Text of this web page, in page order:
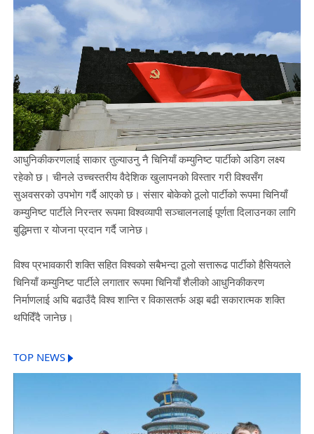
आधुनिकीकरणलाई साकार तुल्याउनु नै चिनियाँ कम्युनिष्ट पार्टीको अडिग लक्ष्य
रहेको छ। चीनले उच्चस्तरीय वैदेशिक खुलापनको विस्तार गरी विश्वसँग
सुअवसरको उपभोग गर्दै आएको छ। संसार बोकेको ठूलो पार्टीको रूपमा चिनियाँ
कम्युनिष्ट पार्टीले निरन्तर रूपमा विश्वव्यापी सञ्चालनलाई पूर्णता दिलाउनका लागि
बुद्धिमत्ता र योजना प्रदान गर्दै जानेछ।
विश्व प्रभावकारी शक्ति सहित विश्वको सबैभन्दा ठूलो सत्तारूढ पार्टीको हैसियतले
चिनियाँ कम्युनिष्ट पार्टीले लगातार रूपमा चिनियाँ शैलीको आधुनिकीकरण
निर्माणलाई अघि बढाउँदै विश्व शान्ति र विकासतर्फ अझ बढी सकारात्मक शक्ति
थपिदिँदै जानेछ।
TOP NEWS